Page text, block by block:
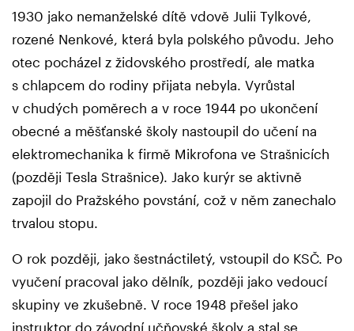
1930 jako nemanželské dítě vdově Julii Tylkové,
rozené Nenkové, která byla polského původu. Jeho
otec pocházel z židovského prostředí, ale matka
s chlapcem do rodiny přijata nebyla. Vyrůstal
v chudých poměrech a v roce 1944 po ukončení
obecné a měšťanské školy nastoupil do učení na
elektromechanika k firmě Mikrofona ve Strašnicích
(později Tesla Strašnice). Jako kurýr se aktivně
zapojil do Pražského povstání, což v něm zanechalo
trvalou stopu.
O rok později, jako šestnáctiletý, vstoupil do KSČ. Po
vyučení pracoval jako dělník, později jako vedoucí
skupiny ve zkušebně. V roce 1948 přešel jako
instruktor do závodní učňovské školy a stal se